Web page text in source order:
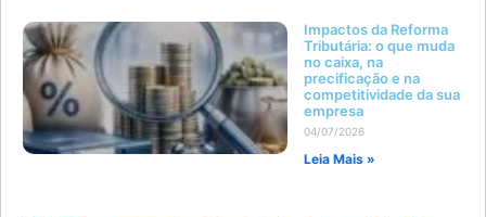
Impactos da Reforma
Tributária: o que muda
no caixa, na
precificação e na
competitividade da sua
empresa
04/07/2026
Leia Mais »